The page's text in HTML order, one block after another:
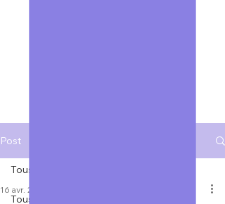
Post
Tous les posts
Tous les posts
16 avr. 2024